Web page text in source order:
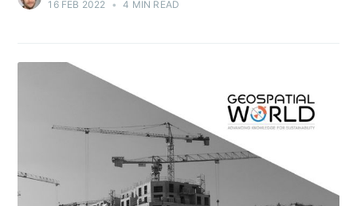
16 FEB 2022 • 4 MIN READ